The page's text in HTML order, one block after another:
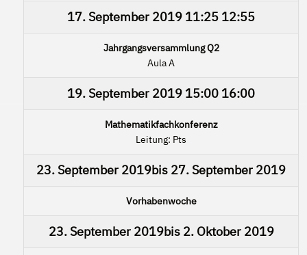
17. September 2019 11:25 12:55
Jahrgangsversammlung Q2
Aula A
19. September 2019 15:00 16:00
Mathematikfachkonferenz
Leitung: Pts
23. September 2019bis 27. September 2019
Vorhabenwoche
23. September 2019bis 2. Oktober 2019